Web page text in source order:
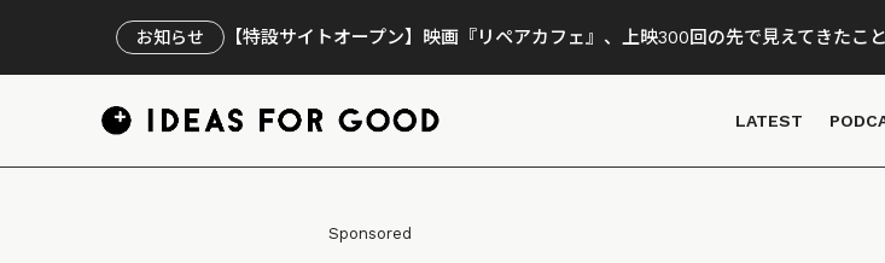
お知らせ 【特設サイトオープン】映画『リペアカフェ』、上映300回の先で見えてきたこと
LATEST
Sponsored